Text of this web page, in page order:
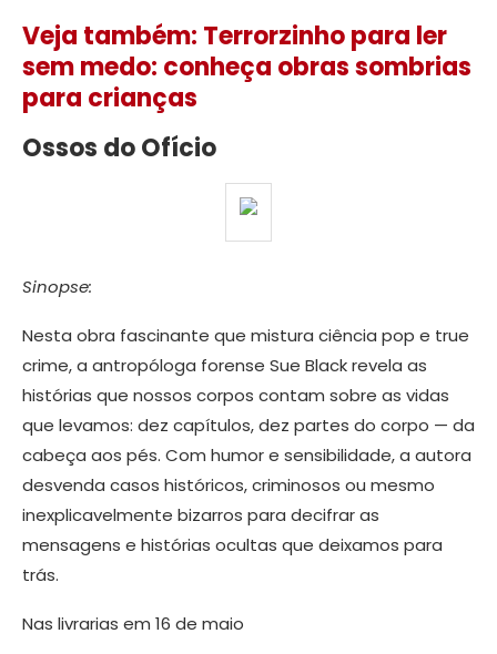
Veja também: Terrorzinho para ler
sem medo: conheça obras sombrias
para crianças
Ossos do Ofício
Sinopse:
Nesta obra fascinante que mistura ciência pop e true
crime, a antropóloga forense Sue Black revela as
histórias que nossos corpos contam sobre as vidas
que levamos: dez capítulos, dez partes do corpo — da
cabeça aos pés. Com humor e sensibilidade, a autora
desvenda casos históricos, criminosos ou mesmo
inexplicavelmente bizarros para decifrar as
mensagens e histórias ocultas que deixamos para
trás.
Nas livrarias em 16 de maio